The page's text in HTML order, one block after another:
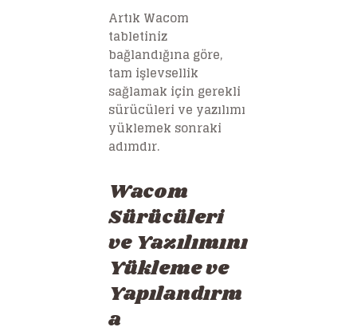
Artık Wacom
tabletiniz
bağlandığına göre,
tam işlevsellik
sağlamak için gerekli
sürücüleri ve yazılımı
yüklemek sonraki
adımdır.
Wacom
Sürücüleri
ve Yazılımını
Yükleme ve
Yapılandırm
a